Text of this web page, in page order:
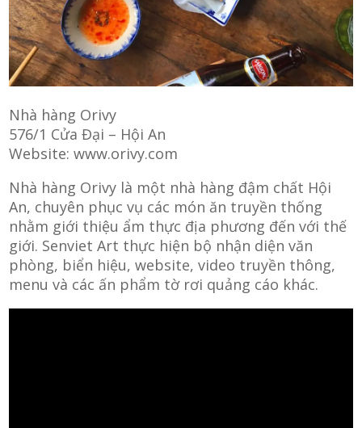
Nhà hàng Orivy
576/1 Cửa Đại – Hội An
Website: www.orivy.com
Nhà hàng Orivy là một nhà hàng đậm chất Hội
An, chuyên phục vụ các món ăn truyền thống
nhằm giới thiệu ẩm thực địa phương đến với thế
giới. Senviet Art thực hiện bộ nhận diện văn
phòng, biển hiệu, website, video truyền thông,
menu và các ấn phẩm tờ rơi quảng cáo khác.